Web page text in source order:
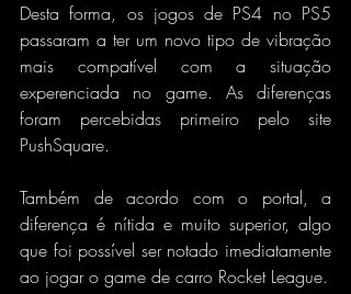
Desta forma, os jogos de PS4 no PS5
passaram a ter um novo tipo de vibração
mais compatível com a situação
experenciada no game. As diferenças
foram percebidas primeiro pelo site
PushSquare.
Também de acordo com o portal, a
diferença é nítida e muito superior, algo
que foi possível ser notado imediatamente
ao jogar o game de carro Rocket League.